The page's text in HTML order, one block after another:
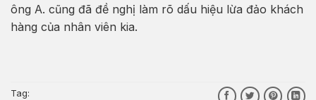
ông A. cũng đã đề nghị làm rõ dấu hiệu lừa đảo khách
hàng của nhân viên kia.
Tag: